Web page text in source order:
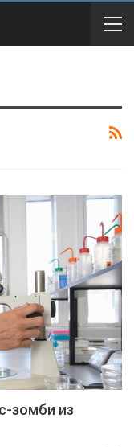
зомби из